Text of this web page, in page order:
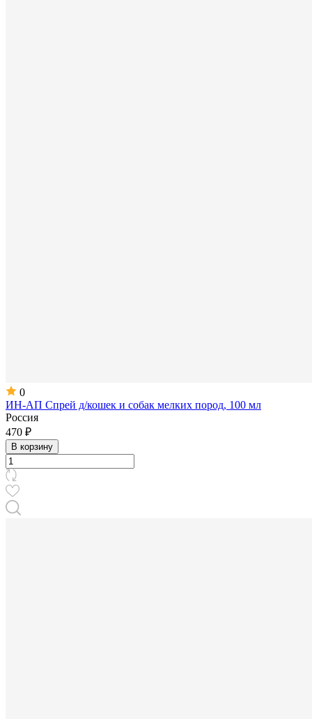
0
ИН-АП Спрей д/кошек и собак мелких пород, 100 мл
Россия
470 ₽
В корзину